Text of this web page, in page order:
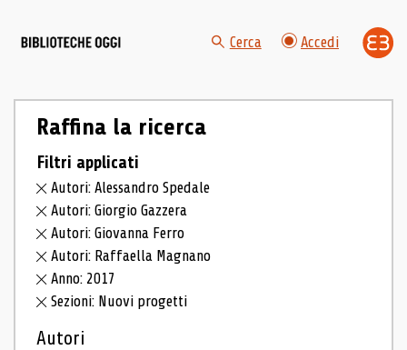
Cerca Accedi
Raffina la ricerca
Filtri applicati
Autori: Alessandro Spedale
Autori: Giorgio Gazzera
Autori: Giovanna Ferro
Autori: Raffaella Magnano
Anno: 2017
Sezioni: Nuovi progetti
Autori